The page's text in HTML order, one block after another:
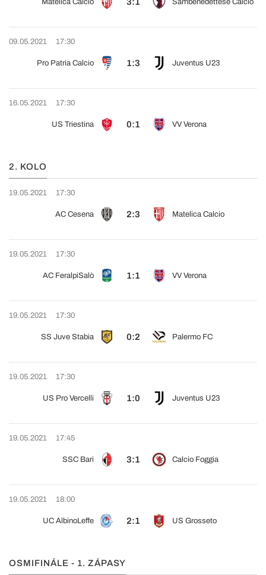
Matelica Calcio Sambenedettese Calcio
09.05.2021 17:30
Pro Patria Calcio 1:3 Juventus U23
16.05.2021 17:30
US Triestina 0:1 VV Verona
2. KOLO
19.05.2021 17:30
AC Cesena 2:3 Matelica Calcio
19.05.2021 17:30
AC FeralpiSalò 1:1 VV Verona
19.05.2021 17:30
SS Juve Stabia 0:2 Palermo FC
19.05.2021 17:30
US Pro Vercelli 1:0 Juventus U23
19.05.2021 17:45
SSC Bari 3:1 Calcio Foggia
19.05.2021 18:00
UC AlbinoLeffe 2:1 US Grosseto
OSMIFINÁLE - 1. ZÁPASY